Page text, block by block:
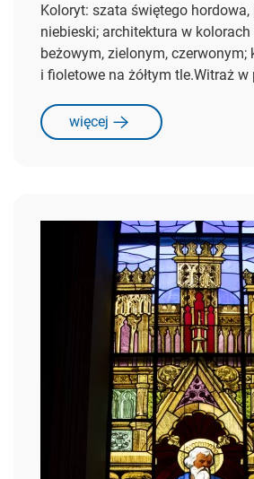
Koloryt: szata świętego hordowa,
niebieski; architektura w
beżowym, zielonym, czerwonym;
i fioletowe na żółtym tle.Witraż w
więcej